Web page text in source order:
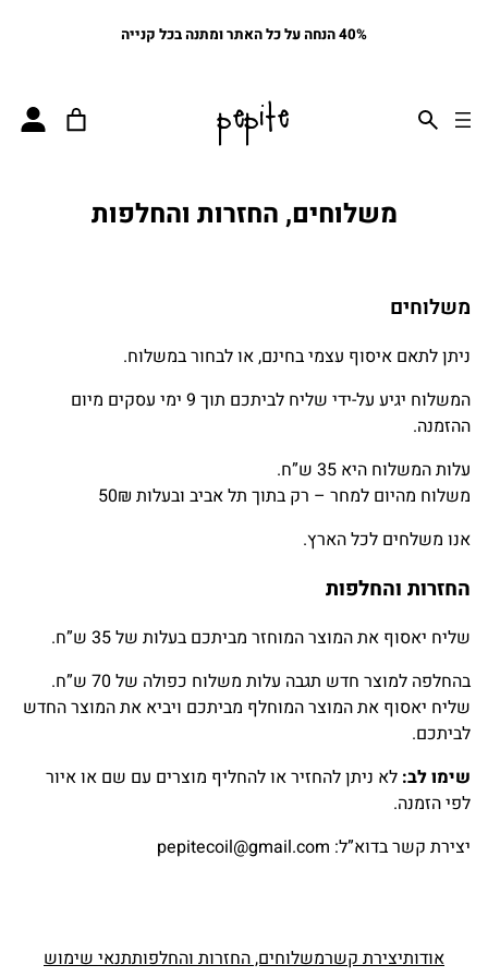
40% הנחה על כל האתר ומתנה בכל קנייה
pepite
משלוחים, החזרות והחלפות
משלוחים
ניתן לתאם איסוף עצמי בחינם, או לבחור במשלוח.
המשלוח יגיע על-ידי שליח לביתכם תוך 9 ימי עסקים מיום
ההזמנה.
עלות המשלוח היא 35 ש”ח.
משלוח מהיום למחר – רק בתוך תל אביב ובעלות 50₪
אנו משלחים לכל הארץ.
החזרות והחלפות
שליח יאסוף את המוצר המוחזר מביתכם בעלות של 35 ש”ח.
בהחלפה למוצר חדש תגבה עלות משלוח כפולה של 70 ש”ח.
שליח יאסוף את המוצר המוחלף מביתכם ויביא את המוצר החדש
לביתכם.
שימו לב: לא ניתן להחזיר או להחליף מוצרים עם שם או איור
לפי הזמנה.
יצירת קשר בדוא”ל: pepitecoil@gmail.com
אודותיצירת קשרמשלוחים, החזרות והחלפותתנאי שימוש